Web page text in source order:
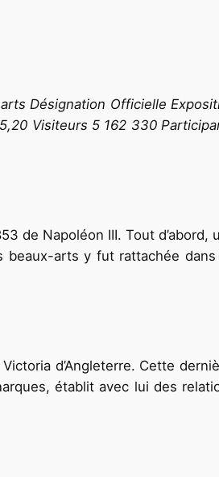
Désignation Officielle
Visiteurs 5 162 330
de Napoléon III. Tout d’abord,
beaux-arts y fut rattachée dans
d’Angleterre. Cette
établit avec lui des